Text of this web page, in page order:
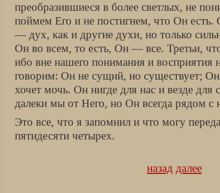
преобразившиеся в более светлых, не
поймем Его и не постигнем, что Он есть.
— дух, как и другие духи, но только
Он во всем, то есть, Он — все. Третьи,
ибо вне нашего понимания и восприятия
говорим: Он не сущий, но существует;
хочет мочь. Он нигде для нас и везде для
далеки мы от Него, но Он всегда рядом
Это все, что я запомнил и что могу
пятидесяти четырех.
назад далее